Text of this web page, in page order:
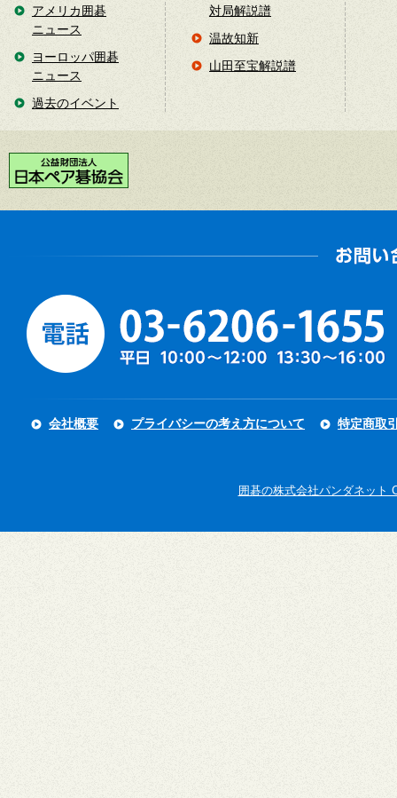
アメリカ囲碁
ニュース
ヨーロッパ囲碁
ニュース
過去のイベント
対局解説譜
温故知新
山田至宝解説譜
会社概要 プライバシーの考え方について 特定商取
囲碁の株式会社パンダネット